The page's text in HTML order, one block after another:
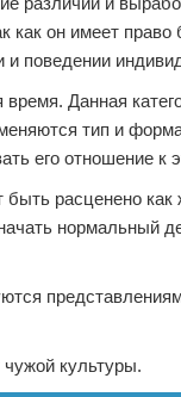
он имеет
и поведении
Данная
тип и
его отношение к
расценено как
нормальный
культуры.